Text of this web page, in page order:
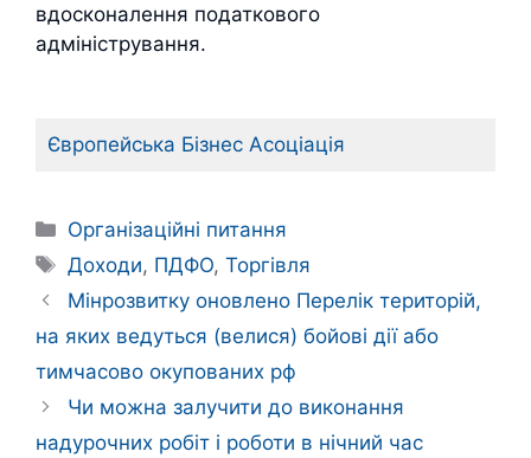
вдосконалення податкового
адміністрування.
Європейська Бізнес Асоціація
Категорії
Організаційні питання
Позначки
Доходи, ПДФО,Торгівля
Мінрозвитку оновлено Перелік територій,
на яких ведуться (велися) бойові дії або
тимчасово окупованих рф
Чи можна залучити до виконання
надурочних робіт і роботи в нічний час